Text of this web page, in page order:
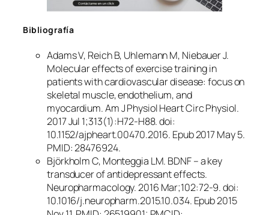
Bibliografía
Adams V, Reich B, Uhlemann M, Niebauer J.
Molecular effects of exercise training in
patients with cardiovascular disease: focus on
skeletal muscle, endothelium, and
myocardium. Am J Physiol Heart Circ Physiol.
2017 Jul 1;313(1):H72-H88. doi:
10.1152/ajpheart.00470.2016. Epub 2017 May 5.
PMID: 28476924.
Björkholm C, Monteggia LM. BDNF – a key
transducer of antidepressant effects.
Neuropharmacology. 2016 Mar;102:72-9. doi:
10.1016/j.neuropharm.2015.10.034. Epub 2015